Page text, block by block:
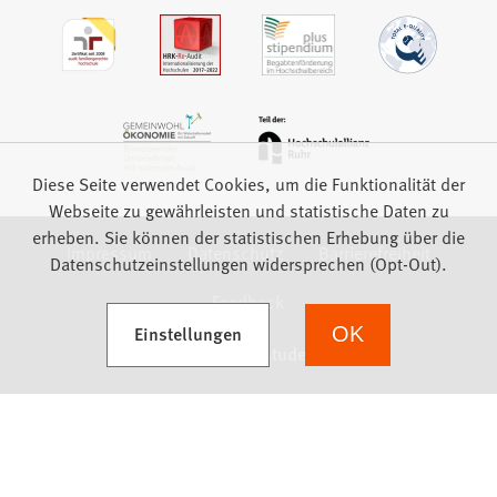
Impressum Datenschutz
Barrierefreiheit
Feedback
Diese Seite verwendet Cookies, um die Funktionalität der
Webseite zu gewährleisten und statistische Daten zu
erheben. Sie können der statistischen Erhebung über die
Datenschutzeinstellungen widersprechen (Opt-Out).
Einstellungen
(Öffnet in einem neuen Tab) OK